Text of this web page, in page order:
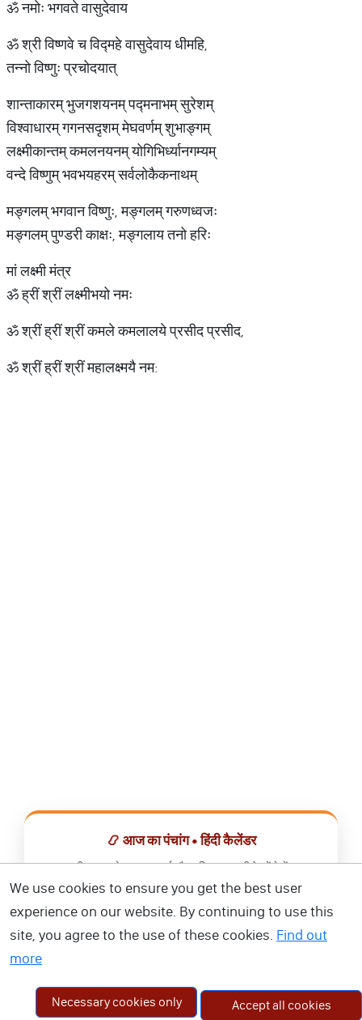
ॐ नमोः भगवते वासुदेवाय
ॐ श्री विष्णवे च विद्महे वासुदेवाय धीमहि,
तन्नो विष्णुः प्रचोदयात्
शान्ताकारम् भुजगशयनम् पद्मनाभम् सुरेशम्
विश्वाधारम् गगनसदृशम् मेघवर्णम् शुभाङ्गम्
लक्ष्मीकान्तम् कमलनयनम् योगिभिर्ध्यानगम्यम्
वन्दे विष्णुम् भवभयहरम् सर्वलोकैकनाथम्
मङ्गलम् भगवान विष्णुः, मङ्गलम् गरुणध्वजः
मङ्गलम् पुण्डरी काक्षः, मङ्गलाय तनो हरिः
मां लक्ष्मी मंत्र
ॐ ह्रीं श्रीं लक्ष्मीभयो नमः
ॐ श्रीं ह्रीं श्रीं कमले कमलालये प्रसीद प्रसीद,
ॐ श्रीं ह्रीं श्रीं महालक्ष्मयै नम:
📿 आज का पंचांग • हिंदी कैलेंडर
सभी व्रत, त्योहार, शुभ मुहूर्त और राशिफल एक ही ऐप में देखें।
📅 हिंदी कैलेंडर ऐप डाउनलोड करें
We use cookies to ensure you get the best user
experience on our website. By continuing to use this
site, you agree to the use of these cookies. Find out
more
Necessary cookies only Accept all cookies